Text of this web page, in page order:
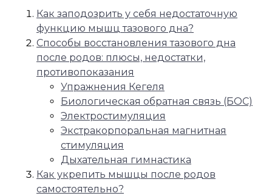
Как заподозрить у себя недостаточную
функцию мышц тазового дна?
Способы восстановления тазового дна
после родов: плюсы, недостатки,
противопоказания
Упражнения Кегеля
Биологическая обратная связь (БОС)
Электростимуляция
Экстракорпоральная магнитная
стимуляция
Дыхательная гимнастика
Как укрепить мышцы после родов
самостоятельно?